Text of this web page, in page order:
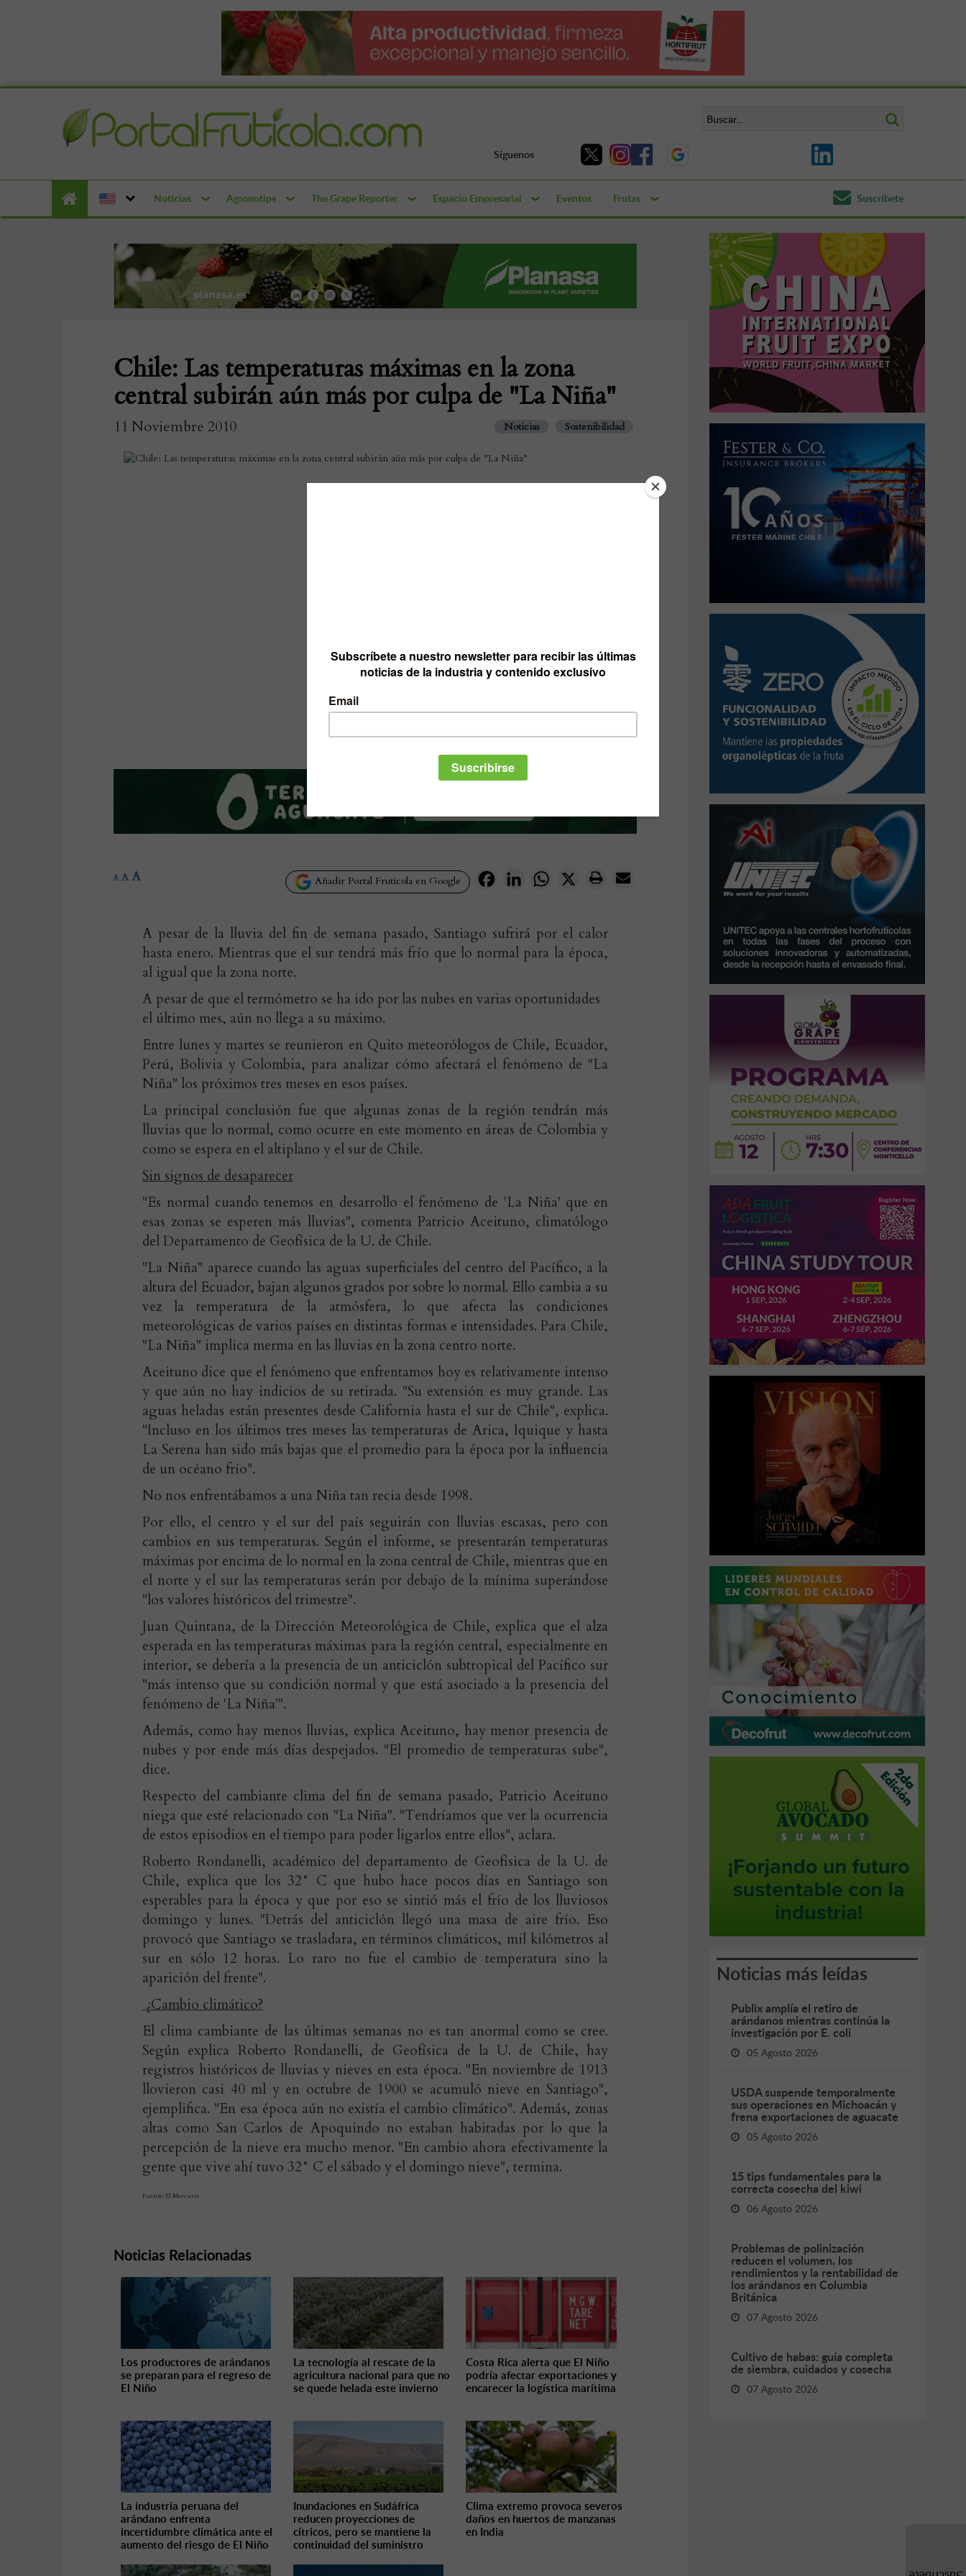
Síguenos
Noticias Agronotips The Grape Reporter Espacio Empresarial Eventos Frutas Suscríbete
Chile: Las temperaturas máximas en la zona
central subirán aún más por culpa de "La Niña"
11 Noviembre 2010 Noticias Sostenibilidad
Añadir Portal Frutícola en Google FacebookLinkedInWhatsApp
X
A A A
A pesar de la lluvia del fin de semana pasado, Santiago sufrirá por el calor
hasta enero. Mientras que el sur tendrá más frío que lo normal para la época,
al igual que la zona norte.
A pesar de que el termómetro se ha ido por las nubes en varias oportunidades
el último mes, aún no llega a su máximo.
Entre lunes y martes se reunieron en Quito meteorólogos de Chile, Ecuador,
Perú, Bolivia y Colombia, para analizar cómo afectará el fenómeno de "La
Niña" los próximos tres meses en esos países.
La principal conclusión fue que algunas zonas de la región tendrán más
lluvias que lo normal, como ocurre en este momento en áreas de Colombia y
como se espera en el altiplano y el sur de Chile.
Sin signos de desaparecer
"Es normal cuando tenemos en desarrollo el fenómeno de 'La Niña' que en
esas zonas se esperen más lluvias", comenta Patricio Aceituno, climatólogo
del Departamento de Geofísica de la U. de Chile.
"La Niña" aparece cuando las aguas superficiales del centro del Pacífico, a la
altura del Ecuador, bajan algunos grados por sobre lo normal. Ello cambia a su
vez la temperatura de la atmósfera, lo que afecta las condiciones
meteorológicas de varios países en distintas formas e intensidades. Para Chile,
"La Niña" implica merma en las lluvias en la zona centro norte.
Aceituno dice que el fenómeno que enfrentamos hoy es relativamente intenso
y que aún no hay indicios de su retirada. "Su extensión es muy grande. Las
aguas heladas están presentes desde California hasta el sur de Chile", explica.
"Incluso en los últimos tres meses las temperaturas de Arica, Iquique y hasta
La Serena han sido más bajas que el promedio para la época por la influencia
de un océano frío".
No nos enfrentábamos a una Niña tan recia desde 1998.
Por ello, el centro y el sur del país seguirán con lluvias escasas, pero con
cambios en sus temperaturas. Según el informe, se presentarán temperaturas
máximas por encima de lo normal en la zona central de Chile, mientras que en
el norte y el sur las temperaturas serán por debajo de la mínima superándose
"los valores históricos del trimestre".
Juan Quintana, de la Dirección Meteorológica de Chile, explica que el alza
esperada en las temperaturas máximas para la región central, especialmente en
interior, se debería a la presencia de un anticiclón subtropical del Pacífico sur
"más intenso que su condición normal y que está asociado a la presencia del
fenómeno de 'La Niña'".
Además, como hay menos lluvias, explica Aceituno, hay menor presencia de
nubes y por ende más días despejados. "El promedio de temperaturas sube",
dice.
Respecto del cambiante clima del fin de semana pasado, Patricio Aceituno
niega que esté relacionado con "La Niña". "Tendríamos que ver la ocurrencia
de estos episodios en el tiempo para poder ligarlos entre ellos", aclara.
Roberto Rondanelli, académico del departamento de Geofísica de la U. de
Chile, explica que los 32° C que hubo hace pocos días en Santiago son
esperables para la época y que por eso se sintió más el frío de los lluviosos
domingo y lunes. "Detrás del anticiclón llegó una masa de aire frío. Eso
provocó que Santiago se trasladara, en términos climáticos, mil kilómetros al
sur en sólo 12 horas. Lo raro no fue el cambio de temperatura sino la
aparición del frente".
¿Cambio climático?
El clima cambiante de las últimas semanas no es tan anormal como se cree.
Según explica Roberto Rondanelli, de Geofísica de la U. de Chile, hay
registros históricos de lluvias y nieves en esta época. "En noviembre de 1913
llovieron casi 40 ml y en octubre de 1900 se acumuló nieve en Santiago",
ejemplifica. "En esa época aún no existía el cambio climático". Además, zonas
altas como San Carlos de Apoquindo no estaban habitadas por lo que la
percepción de la nieve era mucho menor. "En cambio ahora efectivamente la
gente que vive ahí tuvo 32° C el sábado y el domingo nieve", termina.
Fuente: El Mercurio
Noticias Relacionadas
Los productores de arándanos
se preparan para el regreso de
El Niño
La tecnología al rescate de la
agricultura nacional para que no
se quede helada este invierno
Costa Rica alerta que El Niño
podría afectar exportaciones y
encarecer la logística marítima
La industria peruana del
arándano enfrenta
incertidumbre climática ante el
aumento del riesgo de El Niño
Inundaciones en Sudáfrica
reducen proyecciones de
cítricos, pero se mantiene la
continuidad del suministro
Clima extremo provoca severos
daños en huertos de manzanas
en India
Noticias más leídas
Publix amplía el retiro de
arándanos mientras continúa la
investigación por E. coli
05 Agosto 2026
USDA suspende temporalmente
sus operaciones en Michoacán y
frena exportaciones de aguacate
05 Agosto 2026
15 tips fundamentales para la
correcta cosecha del kiwi
06 Agosto 2026
Problemas de polinización
reducen el volumen, los
rendimientos y la rentabilidad de
los arándanos en Columbia
Británica
07 Agosto 2026
Cultivo de habas: guía completa
de siembra, cuidados y cosecha
07 Agosto 2026